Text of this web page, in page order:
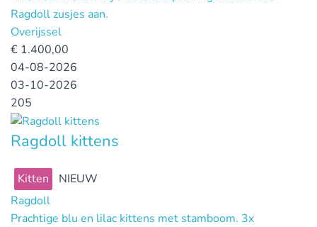
Ragdoll zusjes aan.
Overijssel
€ 1.400,00
04-08-2026
03-10-2026
205
Ragdoll kittens
Kitten
NIEUW
Ragdoll
Prachtige blu en lilac kittens met stamboom. 3x